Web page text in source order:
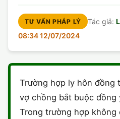
GIẤY PHÉP CON
LAO ĐỘNG
DOANH NGHIỆP
ĐẤT ĐAI
HÀNH CHÍNH
DI CHÚC
ĐĂNG KÝ XE
HÀNH CHÍNH
LY HÔN
ĐẤT ĐAI
HÌNH SỰ
TƯ VẤN PHÁP LÝ Tác giả:
08:34 12/07/2024
Trường hợp ly hôn đồng
vợ chồng bắt buộc đồng
Trong trường hợp không